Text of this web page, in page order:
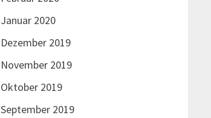
Januar 2020
Dezember 2019
November 2019
Oktober 2019
September 2019